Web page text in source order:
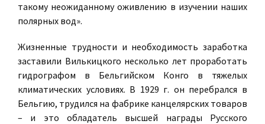
такому неожиданному оживлению в изучении наших
полярных вод».
Жизненные трудности и необходимость заработка
заставили Вилькицкого несколько лет проработать
гидрографом в Бельгийском Конго в тяжелых
климатических условиях. В 1929 г. он перебрался в
Бельгию, трудился на фабрике канцелярских товаров
– и это обладатель высшей награды Русского